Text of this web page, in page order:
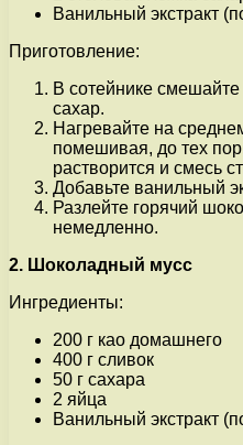
Ванильный экстракт
Приготовление:
В сотейнике
сахар.
Нагревайте на
помешивая, до тех
растворится и смесь
Добавьте ванильный
Разлейте горячий
немедленно.
2. Шоколадный мусс
Ингредиенты:
200 г као домашнего
400 г сливок
50 г сахара
2 яйца
Ванильный экстракт